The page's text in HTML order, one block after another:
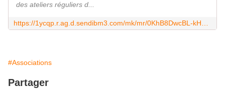
des ateliers réguliers d...
#Associations
Partager